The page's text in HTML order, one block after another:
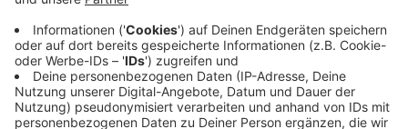
Veröffentlicht: Mittwoch, 15.01.2020 07:20
Anzeige